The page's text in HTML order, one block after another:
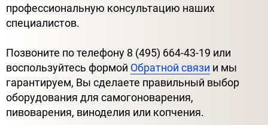
профессиональную консультацию наших
специалистов.
Позвоните по телефону 8 (495) 664-43-19 или
воспользуйтесь формой Обратной связи и мы
гарантируем, Вы сделаете правильный выбор
оборудования для самогоноварения,
пивоварения, виноделия или копчения.